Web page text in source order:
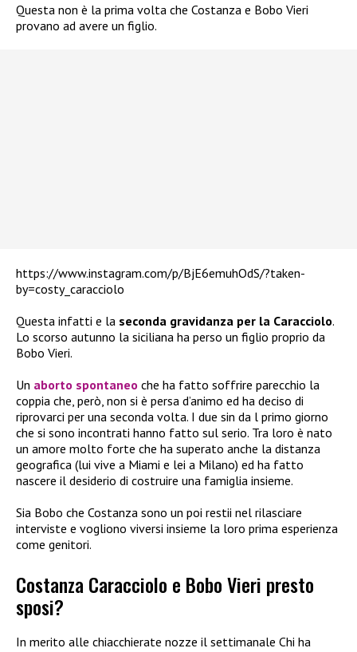
Questa non è la prima volta che Costanza e Bobo Vieri
provano ad avere un figlio.
https://www.instagram.com/p/BjE6emuhOdS/?taken-
by=costy_caracciolo
Questa infatti e la seconda gravidanza per la Caracciolo.
Lo scorso autunno la siciliana ha perso un figlio proprio da
Bobo Vieri.
Un aborto spontaneo che ha fatto soffrire parecchio la
coppia che, però, non si è persa d’animo ed ha deciso di
riprovarci per una seconda volta. I due sin da l primo giorno
che si sono incontrati hanno fatto sul serio. Tra loro è nato
un amore molto forte che ha superato anche la distanza
geografica (lui vive a Miami e lei a Milano) ed ha fatto
nascere il desiderio di costruire una famiglia insieme.
Sia Bobo che Costanza sono un poi restii nel rilasciare
interviste e vogliono viversi insieme la loro prima esperienza
come genitori.
Costanza Caracciolo e Bobo Vieri presto
sposi?
In merito alle chiacchierate nozze il settimanale Chi ha